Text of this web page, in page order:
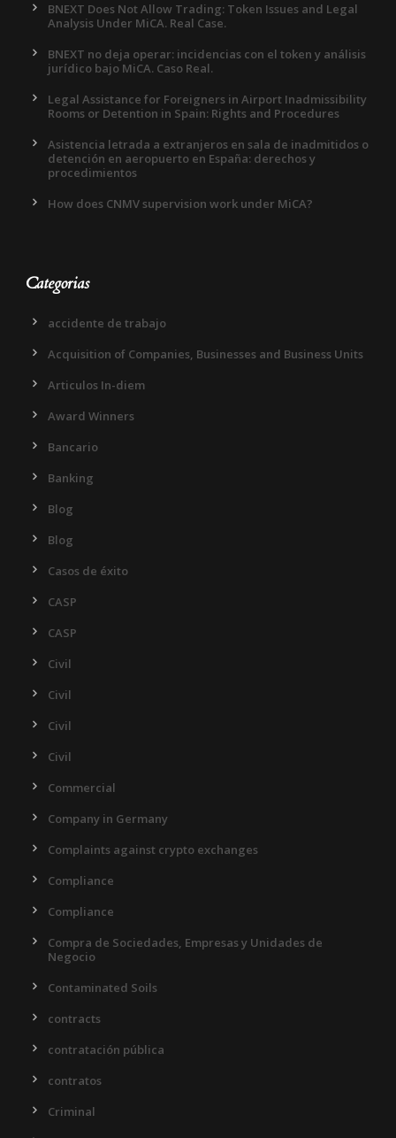
BNEXT Does Not Allow Trading: Token Issues and Legal
Analysis Under MiCA. Real Case.
BNEXT no deja operar: incidencias con el token y análisis
jurídico bajo MiCA. Caso Real.
Legal Assistance for Foreigners in Airport Inadmissibility
Rooms or Detention in Spain: Rights and Procedures
Asistencia letrada a extranjeros en sala de inadmitidos o
detención en aeropuerto en España: derechos y
procedimientos
How does CNMV supervision work under MiCA?
Categorias
accidente de trabajo
Acquisition of Companies, Businesses and Business Units
Articulos In-diem
Award Winners
Bancario
Banking
Blog
Blog
Casos de éxito
CASP
CASP
Civil
Civil
Civil
Civil
Commercial
Company in Germany
Complaints against crypto exchanges
Compliance
Compliance
Compra de Sociedades, Empresas y Unidades de
Negocio
Contaminated Soils
contracts
contratación pública
contratos
Criminal